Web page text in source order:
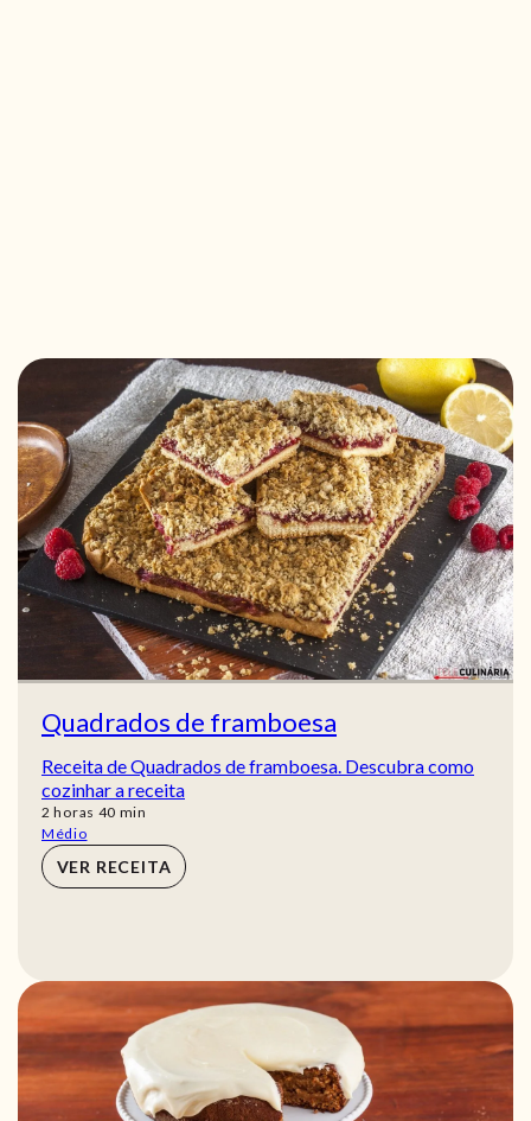
Quadrados de framboesa
Receita de Quadrados de framboesa. Descubra como
cozinhar a receita
2 horas
horas 40 min
min
Médio
VER RECEITA